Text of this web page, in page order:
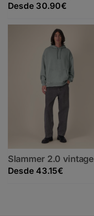
30.90€
Slammer 2.0 vintage
43.15€